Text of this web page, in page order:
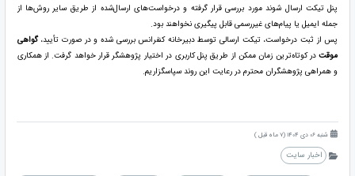
پنل تیکت ارسال شوند مورد بررسی قرار گرفته و درخواست‌های ارسال‌شده از طریق سایر روش‌ها از
جمله ایمیل یا پیام‌های غیررسمی قابل پیگیری نخواهند بود.
پس از ثبت درخواست، تیکت ارسالی توسط دبیرخانه کنفرانس بررسی شده و در صورت تأیید،گواهی
موقتدر کوتاه‌ترین زمان ممکن از طریق پنل کاربری در اختیار پژوهشگر قرار خواهد گرفت. از همکاری
و همراهی پژوهشگران محترم در رعایت این روند سپاسگزاریم.
شنبه 06 دی 1404 (7 ماه قبل )
اخبار سایت